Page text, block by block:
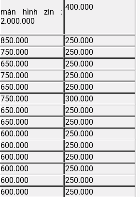
màn hình zin :
2.000.000
400.000
850.000
250.000
750.000
250.000
650.000
250.000
750.000
250.000
650.000
250.000
750.000
300.000
650.000
250.000
650.000
250.000
600.000
250.000
600.000
250.000
600.000
250.000
600.000
250.000
600.000
250.000
600.000
250.000